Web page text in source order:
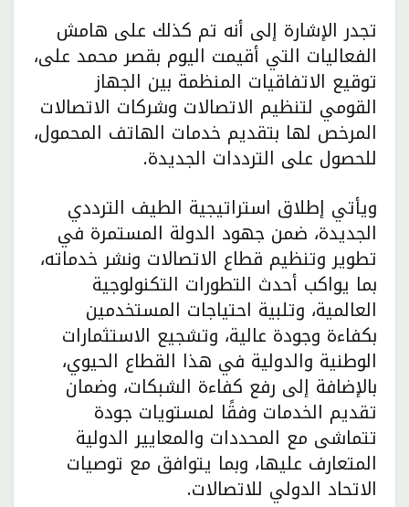
تجدر الإشارة إلى أنه تم كذلك على هامش
الفعاليات التي أقيمت اليوم بقصر محمد على،
توقيع الاتفاقيات المنظمة بين الجهاز
القومي لتنظيم الاتصالات وشركات الاتصالات
المرخص لها بتقديم خدمات الهاتف المحمول،
للحصول على الترددات الجديدة.
ويأتي إطلاق استراتيجية الطيف الترددي
الجديدة، ضمن جهود الدولة المستمرة في
تطوير وتنظيم قطاع الاتصالات ونشر خدماته،
بما يواكب أحدث التطورات التكنولوجية
العالمية، وتلبية احتياجات المستخدمين
بكفاءة وجودة عالية، وتشجيع الاستثمارات
الوطنية والدولية في هذا القطاع الحيوي،
بالإضافة إلى رفع كفاءة الشبكات، وضمان
تقديم الخدمات وفقًا لمستويات جودة
تتماشى مع المحددات والمعايير الدولية
المتعارف عليها، وبما يتوافق مع توصيات
الاتحاد الدولي للاتصالات.